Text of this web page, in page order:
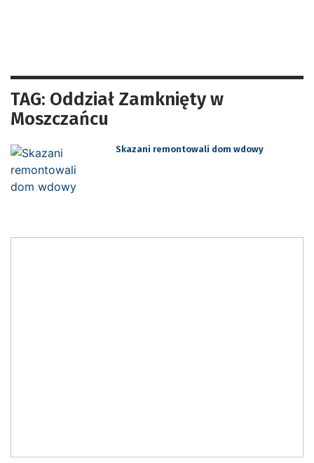
TAG: Oddział Zamknięty w
Moszczańcu
Skazani remontowali dom wdowy